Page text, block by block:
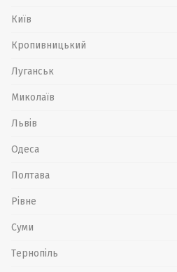
Київ
Кропивницький
Луганськ
Миколаїв
Львів
Одеса
Полтава
Рівне
Суми
Тернопіль